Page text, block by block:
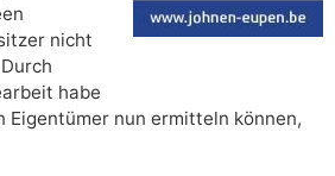
nicht
habe
Eigentümer nun ermitteln können,